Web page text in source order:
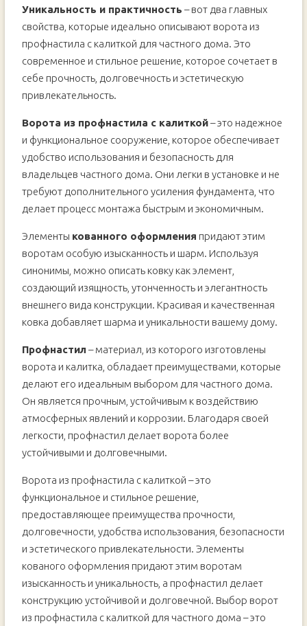
Уникальность и практичность – вот два главных
свойства, которые идеально описывают ворота из
профнастила с калиткой для частного дома. Это
современное и стильное решение, которое сочетает в
себе прочность, долговечность и эстетическую
привлекательность.
Ворота из профнастила с калиткой– это надежное
и функциональное сооружение, которое обеспечивает
удобство использования и безопасность для
владельцев частного дома. Они легки в установке и не
требуют дополнительного усиления фундамента, что
делает процесс монтажа быстрым и экономичным.
Элементы кованного оформления придают этим
воротам особую изысканность и шарм. Используя
синонимы, можно описать ковку как элемент,
создающий изящность, утонченность и элегантность
внешнего вида конструкции. Красивая и качественная
ковка добавляет шарма и уникальности вашему дому.
Профнастил – материал, из которого изготовлены
ворота и калитка, обладает преимуществами, которые
делают его идеальным выбором для частного дома.
Он является прочным, устойчивым к воздействию
атмосферных явлений и коррозии. Благодаря своей
легкости, профнастил делает ворота более
устойчивыми и долговечными.
Ворота из профнастила с калиткой – это
функциональное и стильное решение,
предоставляющее преимущества прочности,
долговечности, удобства использования, безопасности
и эстетического привлекательности. Элементы
кованого оформления придают этим воротам
изысканность и уникальность, а профнастил делает
конструкцию устойчивой и долговечной. Выбор ворот
из профнастила с калиткой для частного дома – это